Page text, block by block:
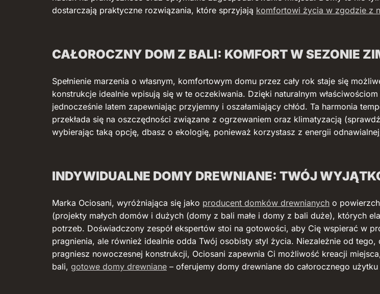
dostarczają praktyczne rozwiązania, które sprzyjają komfortowi życia w zgodzie z
CAŁOROCZNY DOM Z BALI: KOMFORT W SEZONIE
Spełnienie marzenia o własnym, komfortowym domu przez cały rok staje się
konstrukcje idealnie wpisują się w te oczekiwania. Dzięki naturalnym
jednocześnie latem zapewniając przyjemny i oszałamiający chłód. Ta harmonia
przekłada się na oszczędności związane z ogrzewaniem oraz klimatyzacją
wybierając taką opcję, dbasz o ekologię, ponieważ korzystasz z energii
INDYWIDUALNE DOMY DREWNIANE: TWÓJ
Marka Ociosani, wyróżniająca się jako producent domków drewnianych o
(projekty małych domów i dużych (domy z bali małe i domy z bali duże), których
potrzeb. Doświadczony zespół ekspertów stoi na gotowości, aby Cię wspierać w
pragnienia, ale również idealnie odda Twój osobisty styl życia. Niezależnie od
pragniesz nowoczesnej konstrukcji, Ociosani zapewnia Ci możliwość kreacji
bali, gotowe domy drewniane – oferujemy domy drewniane do całorocznego użytku